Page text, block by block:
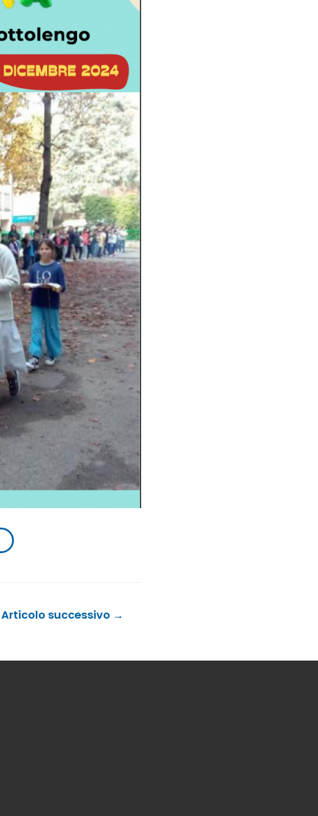
Articolo successivo →